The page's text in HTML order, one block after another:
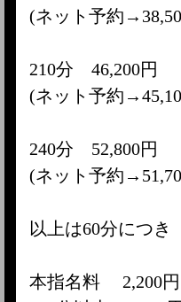
(ネット予約
210分 46,200円
(ネット予約
240分 52,800円
(ネット予約
以上は60分につ
本指名料 2,200